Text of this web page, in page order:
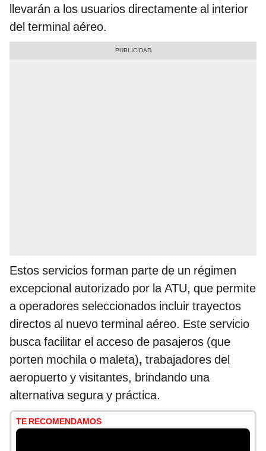
llevarán a los usuarios directamente al interior
del terminal aéreo.
Estos servicios forman parte de un régimen
excepcional autorizado por la ATU, que permite
a operadores seleccionados incluir trayectos
directos al nuevo terminal aéreo. Este servicio
busca facilitar el acceso de pasajeros (que
porten mochila o maleta), trabajadores del
aeropuerto y visitantes, brindando una
alternativa segura y práctica.
TE RECOMENDAMOS